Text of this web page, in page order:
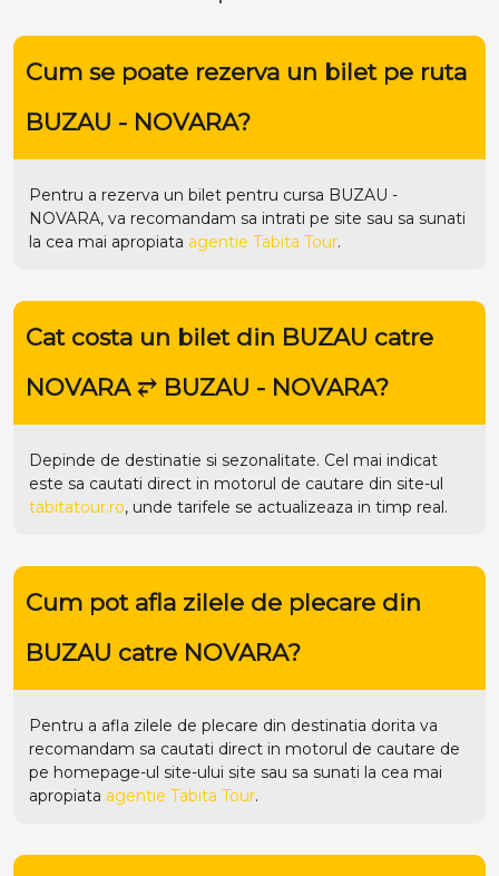
Cum se poate rezerva un bilet pe ruta
BUZAU - NOVARA?
Pentru a rezerva un bilet pentru cursa BUZAU -
NOVARA, va recomandam sa intrati pe site sau sa sunati
la cea mai apropiata agentie Tabita Tour.
Cat costa un bilet din BUZAU catre
NOVARA ⥂ BUZAU - NOVARA?
Depinde de destinatie si sezonalitate. Cel mai indicat
este sa cautati direct in motorul de cautare din site-ul
tabitatour.ro, unde tarifele se actualizeaza in timp real.
Cum pot afla zilele de plecare din
BUZAU catre NOVARA?
Pentru a afla zilele de plecare din destinatia dorita va
recomandam sa cautati direct in motorul de cautare de
pe homepage-ul site-ului site sau sa sunati la cea mai
apropiata agentie Tabita Tour.